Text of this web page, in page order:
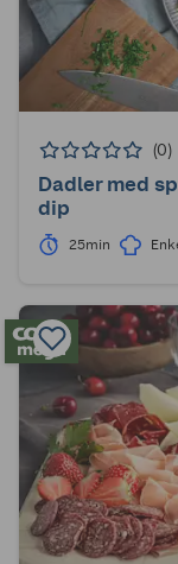
(0)
Dadler med
dip
25min